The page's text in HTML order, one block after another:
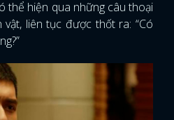
thể hiện qua những câu thoại
liên tục được thốt ra: “Có